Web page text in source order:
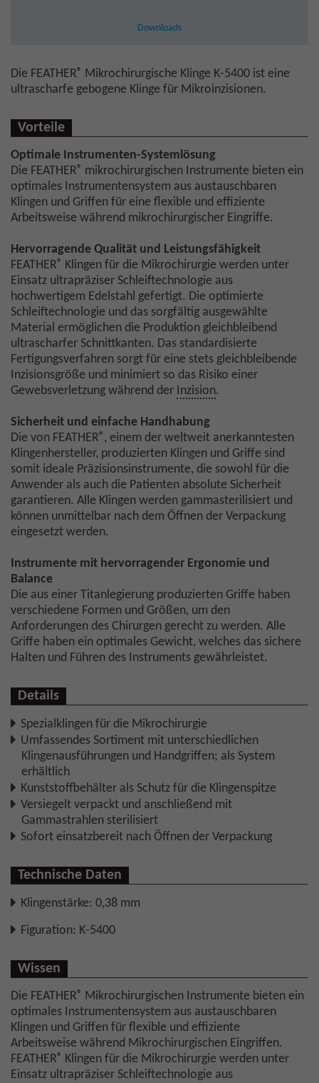
Downloads
Die FEATHER® Mikrochirurgische Klinge K-5400 ist eine
ultrascharfe gebogene Klinge für Mikroinzisionen.
Vorteile
Optimale Instrumenten-Systemlösung
Die FEATHER® mikrochirurgischen Instrumente bieten ein
optimales Instrumentensystem aus austauschbaren
Klingen und Griffen für eine flexible und effiziente
Arbeitsweise während mikrochirurgischer Eingriffe.
Hervorragende Qualität und Leistungsfähigkeit
FEATHER® Klingen für die Mikrochirurgie werden unter
Einsatz ultrapräziser Schleiftechnologie aus
hochwertigem Edelstahl gefertigt. Die optimierte
Schleiftechnologie und das sorgfältig ausgewählte
Material ermöglichen die Produktion gleichbleibend
ultrascharfer Schnittkanten. Das standardisierte
Fertigungsverfahren sorgt für eine stets gleichbleibende
Inzisionsgröße und minimiert so das Risiko einer
Gewebsverletzung während der Inzision.
Sicherheit und einfache Handhabung
Die von FEATHER® , einem der weltweit anerkanntesten
Klingenhersteller, produzierten Klingen und Griffe sind
somit ideale Präzisionsinstrumente, die sowohl für die
Anwender als auch die Patienten absolute Sicherheit
garantieren. Alle Klingen werden gammasterilisiert und
können unmittelbar nach dem Öffnen der Verpackung
eingesetzt werden.
Instrumente mit hervorragender Ergonomie und
Balance
Die aus einer Titanlegierung produzierten Griffe haben
verschiedene Formen und Größen, um den
Anforderungen des Chirurgen gerecht zu werden. Alle
Griffe haben ein optimales Gewicht, welches das sichere
Halten und Führen des Instruments gewährleistet.
Details
Spezialklingen für die Mikrochirurgie
Umfassendes Sortiment mit unterschiedlichen
Klingenausführungen und Handgriffen; als System
erhältlich
Kunststoffbehälter als Schutz für die Klingenspitze
Versiegelt verpackt und anschließend mit
Gammastrahlen sterilisiert
Sofort einsatzbereit nach Öffnen der Verpackung
Technische Daten
Klingenstärke: 0,38 mm
Figuration: K-5400
Wissen
Die FEATHER® Mikrochirurgischen Instrumente bieten ein
optimales Instrumentensystem aus austauschbaren
Klingen und Griffen für flexible und effiziente
Arbeitsweise während Mikrochirurgischen Eingriffen.
FEATHER® Klingen für die Mikrochirurgie werden unter
Einsatz ultrapräziser Schleiftechnologie aus